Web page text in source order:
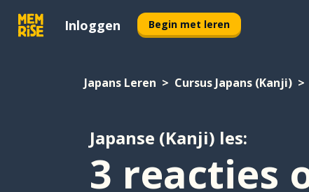
Inloggen Begin met leren
Japans Leren Cursus Japans (Kanji)
Japanse (Kanji) les:
3 reacties